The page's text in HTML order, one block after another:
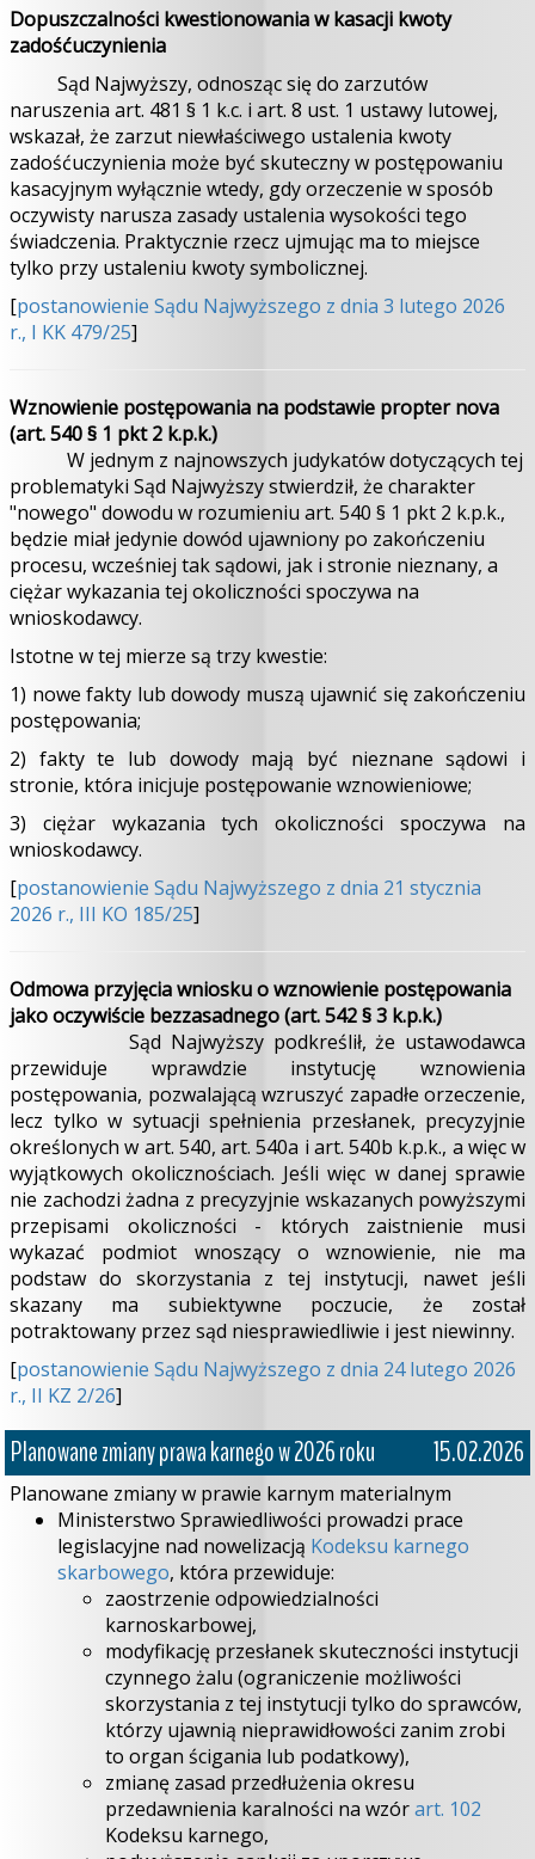
Dopuszczalności kwestionowania w kasacji kwoty
zadośćuczynienia
Sąd Najwyższy, odnosząc się do zarzutów
naruszenia art. 481 § 1 k.c. i art. 8 ust. 1 ustawy lutowej,
wskazał, że zarzut niewłaściwego ustalenia kwoty
zadośćuczynienia może być skuteczny w postępowaniu
kasacyjnym wyłącznie wtedy, gdy orzeczenie w sposób
oczywisty narusza zasady ustalenia wysokości tego
świadczenia. Praktycznie rzecz ujmując ma to miejsce
tylko przy ustaleniu kwoty symbolicznej.
[postanowienie Sądu Najwyższego z dnia 3 lutego 2026
r., I KK 479/25]
Wznowienie postępowania na podstawie propter nova
(art. 540 § 1 pkt 2 k.p.k.)
W jednym z najnowszych judykatów dotyczących tej
problematyki Sąd Najwyższy stwierdził, że charakter
"nowego" dowodu w rozumieniu art. 540 § 1 pkt 2 k.p.k.,
będzie miał jedynie dowód ujawniony po zakończeniu
procesu, wcześniej tak sądowi, jak i stronie nieznany, a
ciężar wykazania tej okoliczności spoczywa na
wnioskodawcy.
Istotne w tej mierze są trzy kwestie:
1) nowe fakty lub dowody muszą ujawnić się zakończeniu
postępowania;
2) fakty te lub dowody mają być nieznane sądowi i
stronie, która inicjuje postępowanie wznowieniowe;
3) ciężar wykazania tych okoliczności spoczywa na
wnioskodawcy.
[postanowienie Sądu Najwyższego z dnia 21 stycznia
2026 r., III KO 185/25]
Odmowa przyjęcia wniosku o wznowienie postępowania
jako oczywiście bezzasadnego (art. 542 § 3 k.p.k.)
Sąd Najwyższy podkreślił, że ustawodawca
przewiduje wprawdzie instytucję wznowienia
postępowania, pozwalającą wzruszyć zapadłe orzeczenie,
lecz tylko w sytuacji spełnienia przesłanek, precyzyjnie
określonych w art. 540, art. 540a i art. 540b k.p.k., a więc w
wyjątkowych okolicznościach. Jeśli więc w danej sprawie
nie zachodzi żadna z precyzyjnie wskazanych powyższymi
przepisami okoliczności - których zaistnienie musi
wykazać podmiot wnoszący o wznowienie, nie ma
podstaw do skorzystania z tej instytucji, nawet jeśli
skazany ma subiektywne poczucie, że został
potraktowany przez sąd niesprawiedliwie i jest niewinny.
[postanowienie Sądu Najwyższego z dnia 24 lutego 2026
r., II KZ 2/26]
Planowane zmiany prawa karnego w 2026 roku 15.02.2026
Planowane zmiany w prawie karnym materialnym
Ministerstwo Sprawiedliwości prowadzi prace
legislacyjne nad nowelizacją Kodeksu karnego
skarbowego, która przewiduje:
zaostrzenie odpowiedzialności
karnoskarbowej,
modyfikację przesłanek skuteczności instytucji
czynnego żalu (ograniczenie możliwości
skorzystania z tej instytucji tylko do sprawców,
którzy ujawnią nieprawidłowości zanim zrobi
to organ ścigania lub podatkowy),
zmianę zasad przedłużenia okresu
przedawnienia karalności na wzórart. 102
Kodeksu karnego,